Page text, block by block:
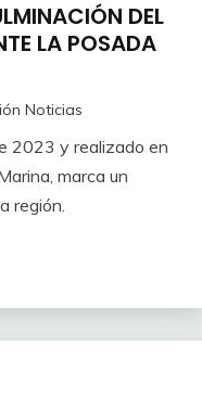
DEL
LA POSADA
Noticias
2023 y realizado en
marca un
región.